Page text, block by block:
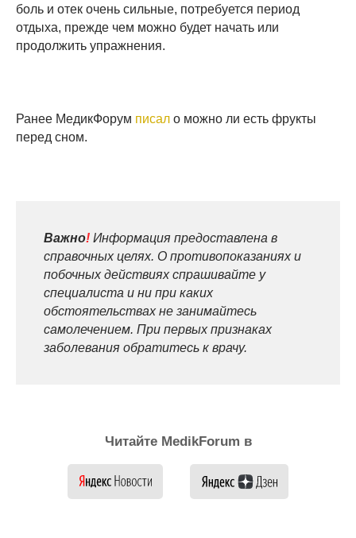
боль и отек очень сильные, потребуется период
отдыха, прежде чем можно будет начать или
продолжить упражнения.
Ранее МедикФорум писал о можно ли есть фрукты
перед сном.
Важно! Информация предоставлена в
справочных целях. О противопоказаниях и
побочных действиях спрашивайте у
специалиста и ни при каких
обстоятельствах не занимайтесь
самолечением. При первых признаках
заболевания обратитесь к врачу.
Читайте MedikForum в